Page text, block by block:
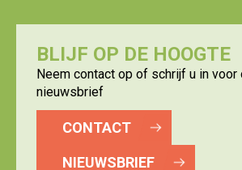
BLIJF OP DE HOOGTE
Neem contact op of schrijf u in voor
nieuwsbrief
CONTACT
NIEUWSBRIEF